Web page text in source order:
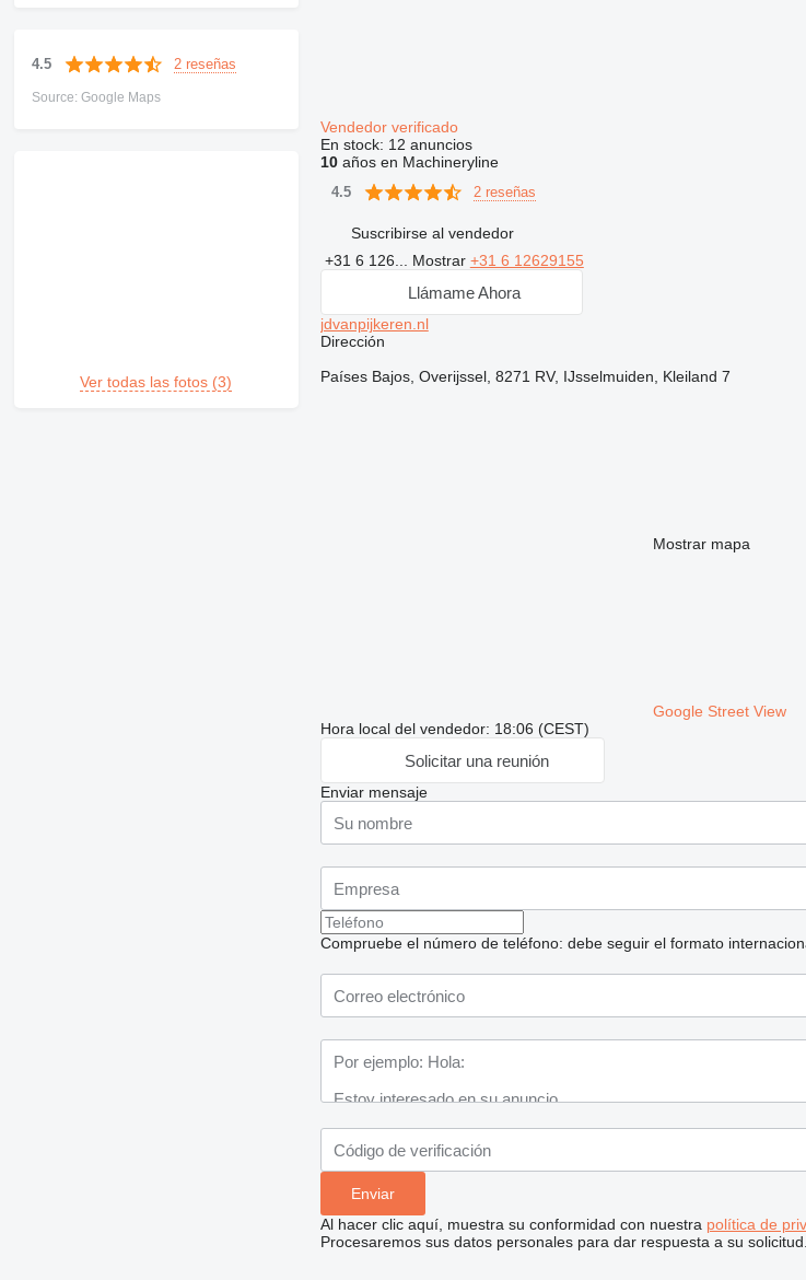
4.5 2 reseñas
Source: Google Maps
Ver todas las fotos (3)
Vendedor verificado
En stock: 12 anuncios
10años en Machineryline
4.5 2 reseñas
Suscribirse al vendedor
+31 6 126... Mostrar +31 6 12629155
Llámame Ahora
jdvanpijkeren.nl
Dirección
Países Bajos, Overijssel, 8271 RV, IJsselmuiden, Kleiland 7
Mostrar mapa
Google Street View
Hora local del vendedor: 18:06 (CEST)
Solicitar una reunión
Enviar mensaje
Compruebe el número de teléfono: debe seguir el formato
Al hacer clic aquí, muestra su conformidad con nuestra política de
Procesaremos sus datos personales para dar respuesta a su solicitud.